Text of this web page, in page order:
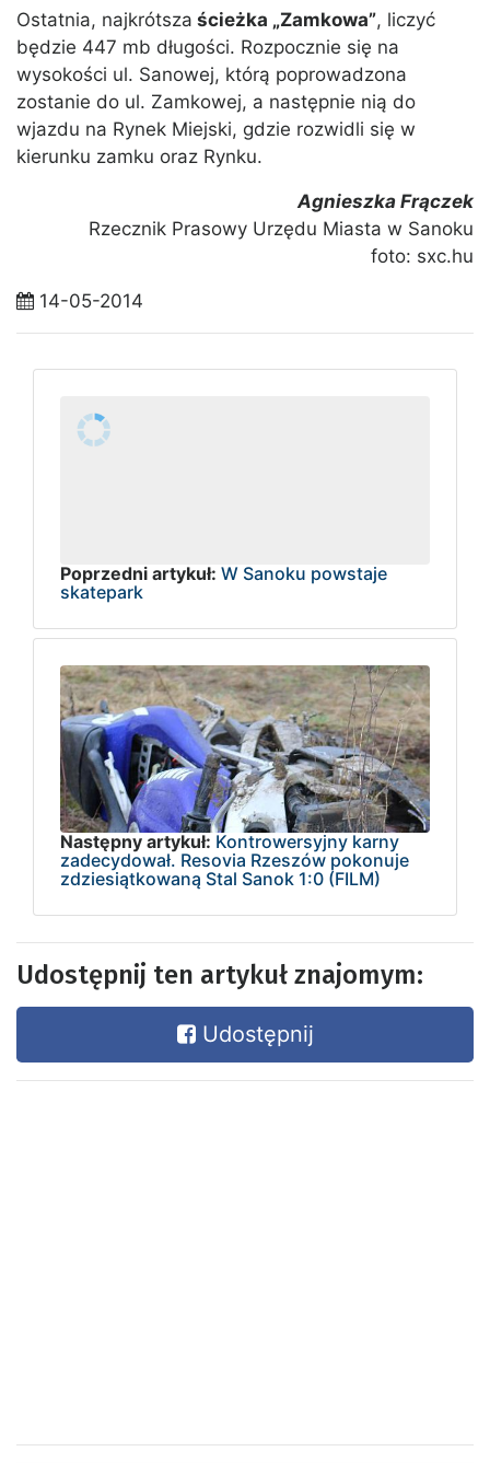
Ostatnia, najkrótsza ścieżka „Zamkowa”, liczyć
będzie 447 mb długości. Rozpocznie się na
wysokości ul. Sanowej, którą poprowadzona
zostanie do ul. Zamkowej, a następnie nią do
wjazdu na Rynek Miejski, gdzie rozwidli się w
kierunku zamku oraz Rynku.
Agnieszka Frączek
Rzecznik Prasowy Urzędu Miasta w Sanoku
foto: sxc.hu
14-05-2014
Poprzedni artykuł: W Sanoku powstaje
skatepark
Następny artykuł: Kontrowersyjny karny
zadecydował. Resovia Rzeszów pokonuje
zdziesiątkowaną Stal Sanok 1:0 (FILM)
Udostępnij ten artykuł znajomym:
Udostępnij